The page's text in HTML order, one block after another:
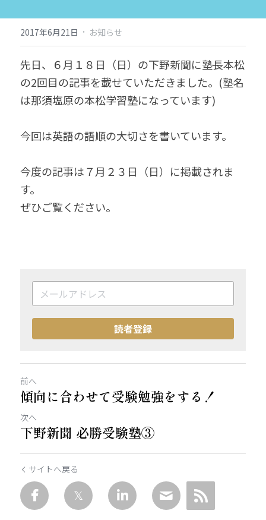
2017年6月21日 · お知らせ
先日、６月１８日（日）の下野新聞に塾長本松
の2回目の記事を載せていただきました。(塾名
は那須塩原の本松学習塾になっています)
今回は英語の語順の大切さを書いています。
今度の記事は７月２３日（日）に掲載されま
す。
ぜひご覧ください。
読者登録
前へ
傾向に合わせて受験勉強をする！
次へ
下野新聞 必勝受験塾③
サイトへ戻る